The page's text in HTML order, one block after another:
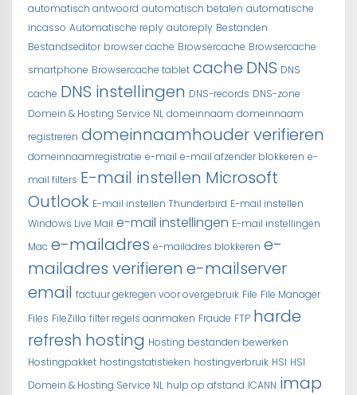
automatisch antwoord automatisch betalen automatische
incasso Automatische reply autoreply Bestanden
Bestandseditor browser cache Browsercache Browsercache
smartphone Browsercache tablet cache DNS DNS
cache DNS instellingen DNS-records DNS-zone
Domein & Hosting Service NL domeinnaam domeinnaam
registreren domeinnaamhouder verifieren
domeinnaamregistratie e-mail e-mail afzender blokkeren e-
mail filters E-mail instellen Microsoft
Outlook E-mail instellen Thunderbird E-mail instellen
Windows Live Mail e-mail instellingen E-mail instellingen
Mac e-mailadres e-mailadres blokkeren e-
mailadres verifieren e-mailserver
email factuur gekregen voor overgebruik File File Manager
Files FileZilla filter regels aanmaken Fraude FTP harde
refresh hosting Hosting bestanden bewerken
Hostingpakket hostingstatistieken hostingverbruik HSI HSI
Domein & Hosting Service NL hulp op afstand ICANN imap